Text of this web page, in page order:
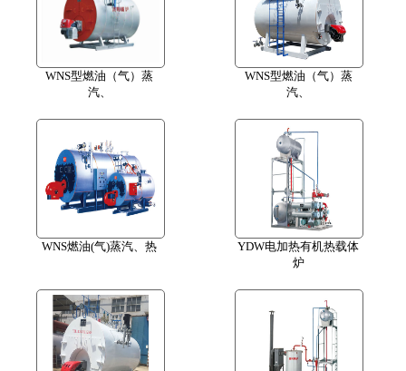
WNS型燃油（气）蒸
汽、
WNS型燃油（气）蒸
汽、
WNS燃油(气)蒸汽、热
YDW电加热有机热载体
炉